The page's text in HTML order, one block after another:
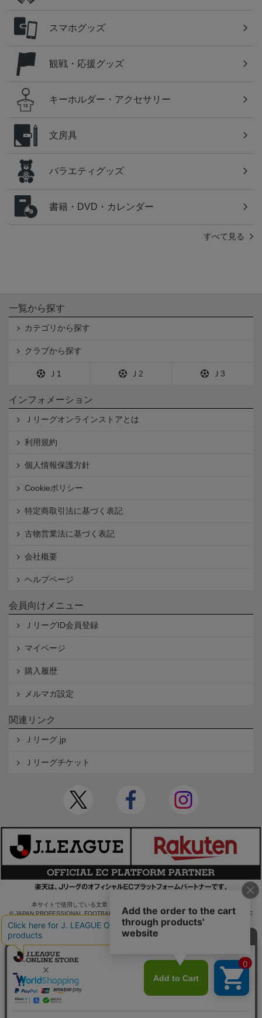
スマホグッズ
観戦・応援グッズ
キーホルダー・アクセサリー
文房具
バラエティグッズ
書籍・DVD・カレンダー
すべて見る
一覧から探す
カテゴリから探す
クラブから探す
Ｊ1 Ｊ2 Ｊ3
インフォメーション
Ｊリーグオンラインストアとは
利用規約
個人情報保護方針
Cookieポリシー
特定商取引法に基づく表記
古物営業法に基づく表記
会社概要
ヘルプページ
会員向けメニュー
ＪリーグID会員登録
マイページ
購入履歴
メルマガ設定
関連リンク
Ｊリーグ.jp
Ｊリーグチケット
本サイトで使用している文章・画像等の無断での複製・転載を禁止します。
© JAPAN PROFESSIONAL FOOTBALL LEAGUE Rakuten Group, Inc. ALL RIGHTS RE
SERVED.